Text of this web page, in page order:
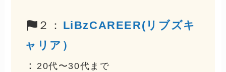
２： LiBzCAREER(リブズキ
ャリア）
： 20代〜30代まで